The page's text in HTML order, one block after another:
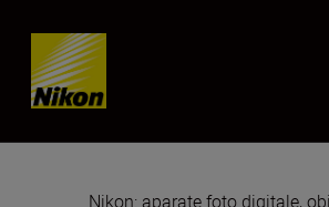
Skip content
Nikon: aparate foto digitale,